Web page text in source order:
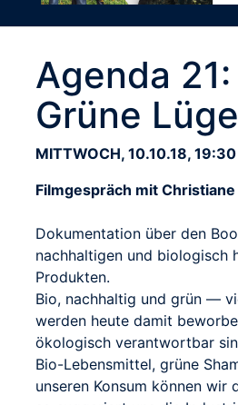
Agenda
Grüne Lüge
MITTWOCH, 10.10.18,
Filmgespräch mit
Dokumentation über den
nachhaltigen und biologisch
Produkten.
Bio, nachhaltig und grün —
werden heute damit
ökologisch verantwortbar
Bio-Lebensmittel, grüne
unseren Konsum können wir